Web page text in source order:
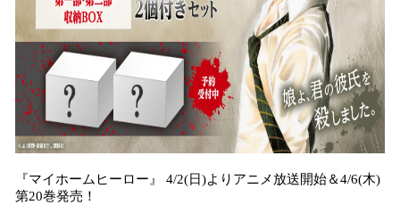
『マイホームヒーロー』 4/2(日)よりアニメ放送開始＆4/6(木)
第20巻発売！